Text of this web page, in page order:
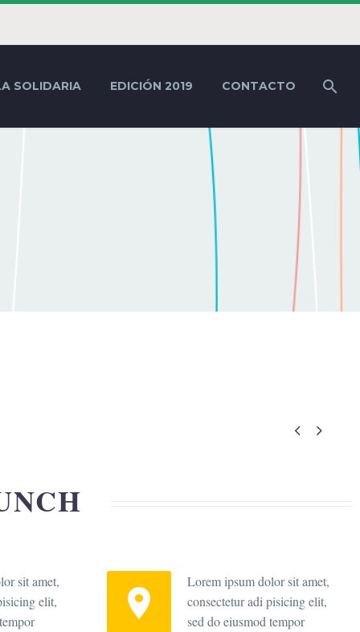
SOLIDARIA EDICIÓN 2019 CONTACTO
 
sit amet,
elit,


Lorem ipsum dolor sit amet,
consectetur adi pisicing elit,
sed do eiusmod tempor